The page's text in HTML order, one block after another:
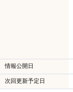
情報公開日
次回更新予定日